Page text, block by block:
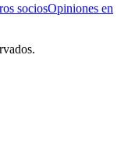
sociosOpiniones en